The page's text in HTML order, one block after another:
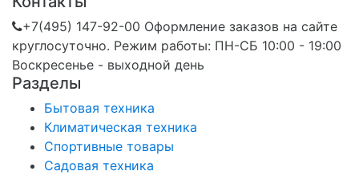
+7(495) 147-92-00 Оформление заказов на сайте
круглосуточно. Режим работы: ПН-СБ 10:00 - 19:00
Воскресенье - выходной день
Разделы
Бытовая техника
Климатическая техника
Спортивные товары
Садовая техника